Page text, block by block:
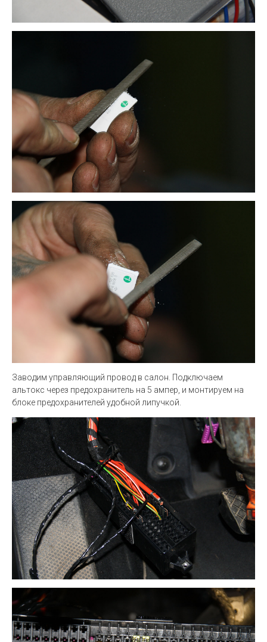
Заводим управляющий провод в салон. Подключаем
альтокс через предохранитель на 5 ампер, и монтируем на
блоке предохранителей удобной липучкой.